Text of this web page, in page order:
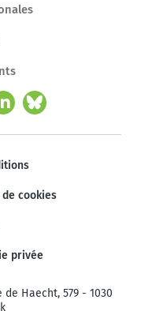
cookies
privée
de Haecht, 579 - 1030